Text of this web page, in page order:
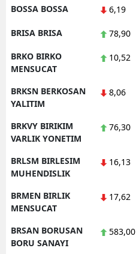
BOSSA BOSSA 6,19
BRISA BRISA 78,90
BRKO BIRKO
MENSUCAT
10,52
BRKSN BERKOSAN
YALITIM
8,06
BRKVY BIRIKIM
VARLIK YONETIM
76,30
BRLSM BIRLESIM
MUHENDISLIK
16,13
BRMEN BIRLIK
MENSUCAT
17,62
BRSAN BORUSAN
BORU SANAYI
583,00